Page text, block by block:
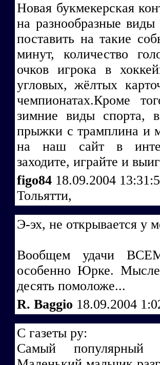
Новая букмекерская
на разнообразные
поставить на такие
минут, количество
очков игрока в
угловых, жёлтых
чемпионатах.Кроме
зимние виды спорта,
прыжки с трамплина и
на наш сайт в
заходите, играйте и
figo84 18.09.2004
Тольятти,
Э-эх, не открывается у
Вообщем удачи
особенно Юрке.
десять помоложе...
R. Baggio 18.09.2004
С газеты ру:
Самый популярный